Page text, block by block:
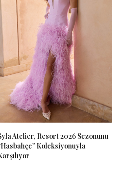
Atelier, Resort 2026 Sezonunu
Koleksiyonuyla